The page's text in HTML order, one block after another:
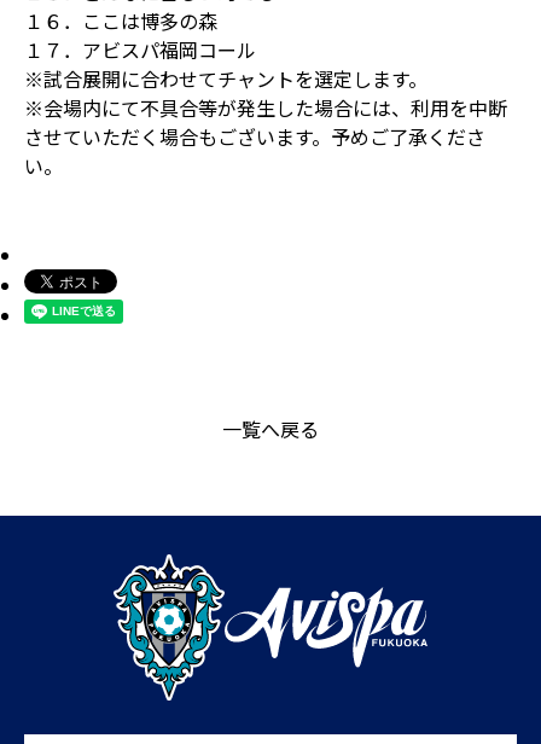
１６．ここは博多の森
１７．アビスパ福岡コール
※試合展開に合わせてチャントを選定します。
※会場内にて不具合等が発生した場合には、利用を中断
させていただく場合もございます。予めご了承くださ
い。
一覧へ戻る